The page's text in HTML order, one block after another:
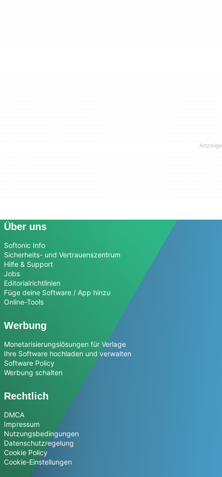
Über uns
Softonic Info
Sicherheits- und Vertrauenszentrum
Hilfe & Support
Jobs
Editorialrichtlinien
Füge deine Software / App hinzu
Online-Tools
Werbung
Monetarisierungslösungen für Verlage
Ihre Software hochladen und verwalten
Software Policy
Werbung schalten
Rechtlich
DMCA
Impressum
Nutzungsbedingungen
Datenschutzregelung
Cookie Policy
Cookie-Einstellungen